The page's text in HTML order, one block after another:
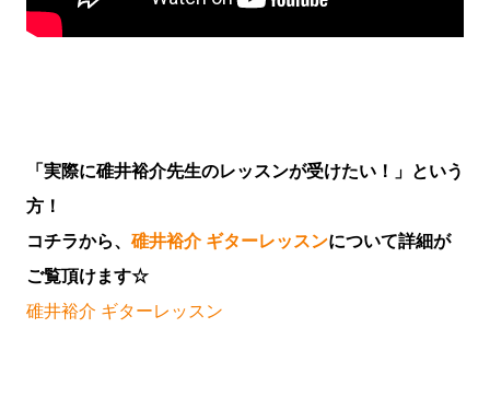
「実際に碓井裕介先生のレッスンが受けたい！」という
方！
コチラから、 碓井裕介 ギターレッスンについて詳細が
ご覧頂けます☆
碓井裕介 ギターレッスン